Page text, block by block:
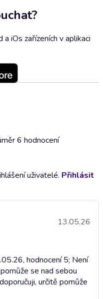
iOs zařízeních v aplikaci
6 hodnocení
uživatelé. Přihlásit
13.05.26
hodnocení 5; Není
se nad sebou
určitě pomůže